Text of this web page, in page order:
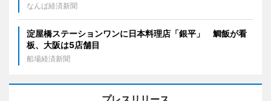
なんば経済新聞
淀屋橋ステーションワンに日本料理店「銀平」 鯛飯が看
板、大阪は5店舗目
船場経済新聞